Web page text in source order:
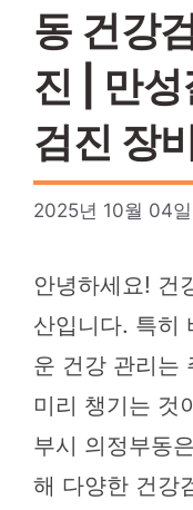
동 건강
진 | 만
검진 장
2025년 10월 04일
안녕하세요! 건
산입니다. 특히
운 건강 관리는
미리 챙기는 것
부시 의정부동
해 다양한 건강